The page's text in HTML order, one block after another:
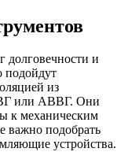
долговечности и
подойдут
из
или АВВГ. Они
к механическим
важно подобрать
устройства.